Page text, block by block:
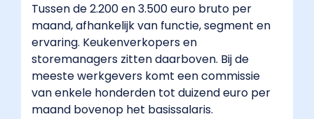
Tussen de 2.200 en 3.500 euro bruto per
maand, afhankelijk van functie, segment en
ervaring. Keukenverkopers en
storemanagers zitten daarboven. Bij de
meeste werkgevers komt een commissie
van enkele honderden tot duizend euro per
maand bovenop het basissalaris.